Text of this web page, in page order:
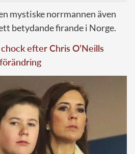
mystiske norrmannen även
betydande firande i Norge.
efter Chris O’Neills